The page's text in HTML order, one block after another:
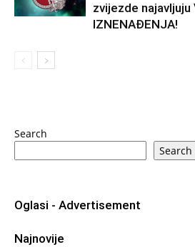
zvijezde najavljuju
IZNENAĐENJA!
Search
Search
Oglasi - Advertisement
Najnovije